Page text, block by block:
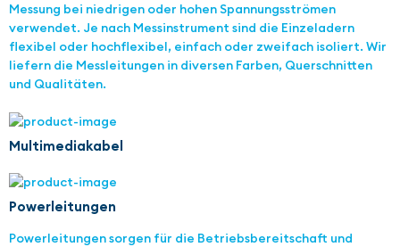
Messung bei niedrigen oder hohen Spannungsströmen
verwendet. Je nach Messinstrument sind die Einzeladern
flexibel oder hochflexibel, einfach oder zweifach isoliert. Wir
liefern die Messleitungen in diversen Farben, Querschnitten
und Qualitäten.
Multimediakabel
Powerleitungen
Powerleitungen sorgen für die Betriebsbereitschaft und